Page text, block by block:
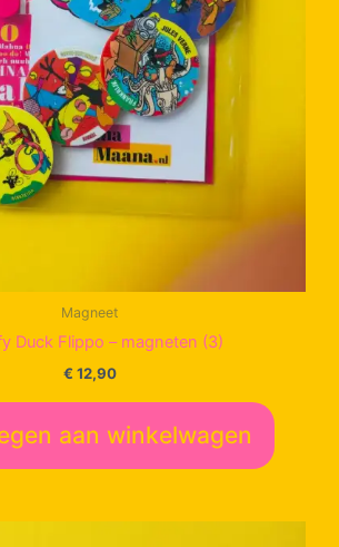
Magneet
Duck Flippo – magneten (3)
€ 12,90
aan winkelwagen